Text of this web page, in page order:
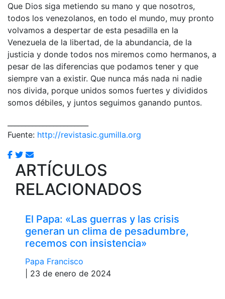
Que Dios siga metiendo su mano y que nosotros,
todos los venezolanos, en todo el mundo, muy pronto
volvamos a despertar de esta pesadilla en la
Venezuela de la libertad, de la abundancia, de la
justicia y donde todos nos miremos como hermanos, a
pesar de las diferencias que podamos tener y que
siempre van a existir. Que nunca más nada ni nadie
nos divida, porque unidos somos fuertes y divididos
somos débiles, y juntos seguimos ganando puntos.
Fuente: http://revistasic.gumilla.org
ARTÍCULOS
RELACIONADOS
El Papa: «Las guerras y las crisis
generan un clima de pesadumbre,
recemos con insistencia»
Papa Francisco
| 23 de enero de 2024